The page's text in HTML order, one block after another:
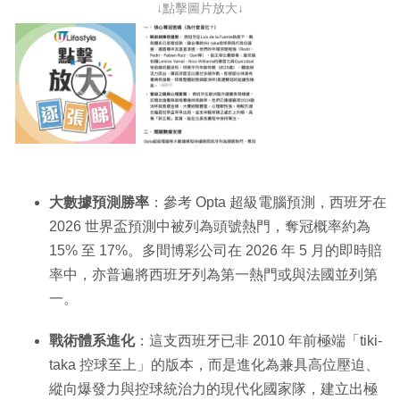
↓點擊圖片放大↓
大數據預測勝率 ：參考 Opta 超級電腦預測，西班牙在
2026 世界盃預測中被列為頭號熱門，奪冠概率約為
15% 至 17%。多間博彩公司在 2026 年 5 月的即時賠
率中，亦普遍將西班牙列為第一熱門或與法國並列第
一。
戰術體系進化：這支西班牙已非 2010 年前極端「tiki-
taka 控球至上」的版本，而是進化為兼具高位壓迫、
縱向爆發力與控球統治力的現代化國家隊，建立出極